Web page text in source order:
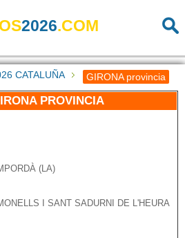
2026.COM
CATALUÑA GIRONA provincia
PROVINCIA
(LA)
I SANT SADURNI DE L'HEURA